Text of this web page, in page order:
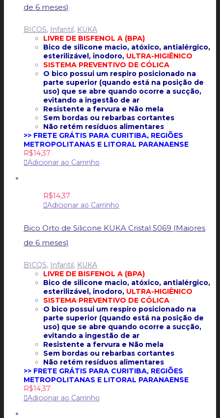
de 6 meses)
BICOS, Infantil, KUKA
LIVRE DE BISFENOL A (BPA)
Bico de silicone macio, atóxico, antialérgico,
esterilizável, inodoro, ULTRA-HIGIÊNICO
SISTEMA PREVENTIVO DE CÓLICA
O bico possui um respiro posicionado na
parte superior (quando está na posição de
uso) que se abre quando ocorre a sucção,
evitando a ingestão de ar
Resistente a fervura e Não mela
Sem bordas ou rebarbas cortantes
Não retém resíduos alimentares
>> FRETE GRÁTIS PARA CURITIBA, REGIÕES
METROPOLITANAS E LITORAL PARANAENSE
R$14,37
Adicionar ao Carrinho
R$14,37
Adicionar ao Carrinho
Bico Orto de Silicone KUKA Cristal 5069 (Maiores
de 6 meses)
BICOS, Infantil, KUKA
LIVRE DE BISFENOL A (BPA)
Bico de silicone macio, atóxico, antialérgico,
esterilizável, inodoro, ULTRA-HIGIÊNICO
SISTEMA PREVENTIVO DE CÓLICA
O bico possui um respiro posicionado na
parte superior (quando está na posição de
uso) que se abre quando ocorre a sucção,
evitando a ingestão de ar
Resistente a fervura e Não mela
Sem bordas ou rebarbas cortantes
Não retém resíduos alimentares
>> FRETE GRÁTIS PARA CURITIBA, REGIÕES
METROPOLITANAS E LITORAL PARANAENSE
R$14,37
Adicionar ao Carrinho